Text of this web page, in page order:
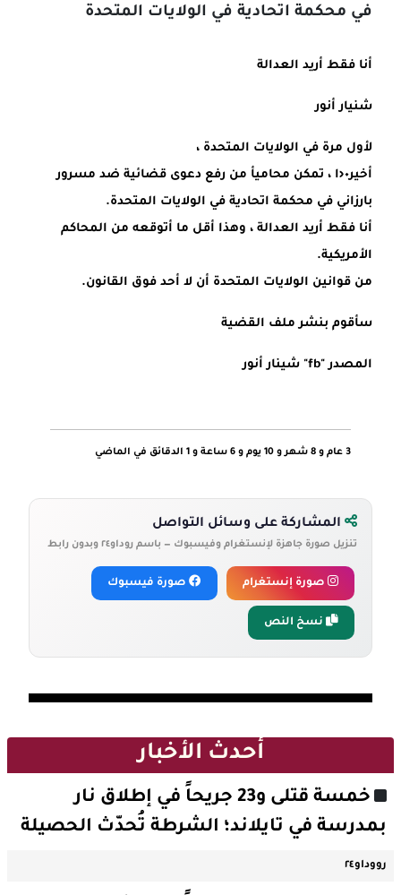
في محکمة اتحادية في الولايات المتحدة
أنا فقط أريد العدالة
شنيار أنور
لأول مرة في الولايات المتحدة ،
أخير٠‹ا ، تمکن محاميأ من رفع دعوى قضائية ضد مسرور
بارزاني في محکمة اتحادية في الولايات المتحدة.
أنا فقط أريد العدالة ، وهذا أقل ما أتوقعه من المحاکم
الأمريکية.
من قوانين الولايات المتحدة أن لا أحد فوق القانون.
سأقوم بنشر ملف القضية
المصدر "fb" شينار أنور
3 عام و 8 شهر و 10 يوم و 6 ساعة و 1 الدقائق في الماضي
المشاركة على وسائل التواصل
تنزيل صورة جاهزة لإنستغرام وفيسبوك — باسم روداو٢٤ وبدون رابط
صورة إنستغرام صورة فيسبوك
نسخ النص
أحدث الأخبار
خمسة قتلى و23 جريحاً في إطلاق نار
بمدرسة في تايلاند؛ الشرطة تُحدّث الحصيلة
رووداو٢٤